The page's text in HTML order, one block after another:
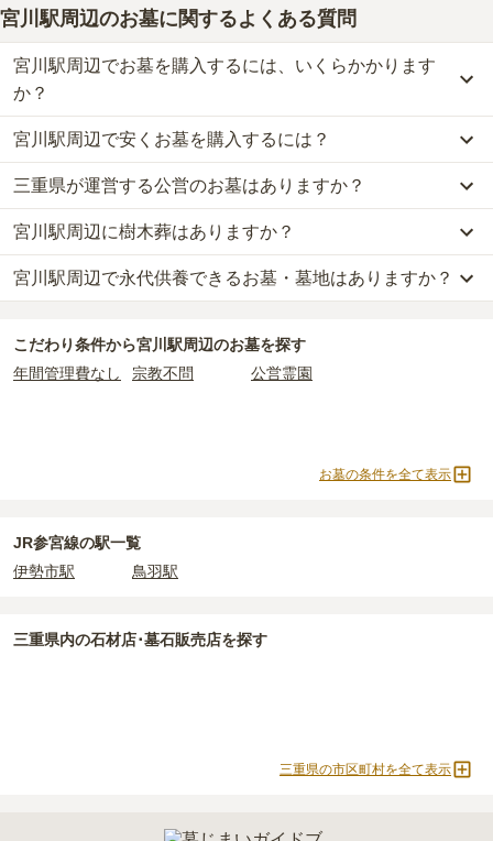
宮川駅周辺のお墓に関するよくある質問
宮川駅周辺でお墓を購入するには、いくらかかります
か？
宮川駅周辺での購入費用の目安は、一般墓が約205万円
一般墓を建てる場合は、「永代使用料（土地代）」と「墓石代」の
2つが主な費用となります。
宮川駅周辺の一般墓の永代使用料の平均は59万円で、墓石代は三重
県の平均145.7万円です。いずれも区画の広さや墓石の大きさ・素
開眼法要の費用 ：お墓を新しく建てた際に行う儀式のための費
用。僧侶に渡すお布施がかかります。
・納骨式の費用 ：お墓に遺骨を納める儀式のための費用。僧侶に渡
現地見学では、担当者に「提示金額以外にかかる費用はないか」を
必ず確認することをおすすめします。
宮川駅周辺で安くお墓を購入するには？
宮川駅周辺で一番安価なお墓は、伊勢市営 小俣若山墓地
一般墓
で、2万円(墓石代別)からお求めいただけます。
一般的に最も費用を抑えられるのは、他の方のご遺骨と一緒に埋葬
する「合祀墓（ごうしぼ）」と呼ばれるタイプです。個別のお墓に
比べて省スペースで管理の手間がかからないため、費用が安く設定
価格の目安は、1名あたり5万円〜30万円程度です。
宮川駅周辺で安価なお墓を探したい場合は、
三重県が運営する公営のお墓はありますか？
宮川駅周辺には、三重県が運営する公営の霊園が
伊勢やすらぎ公園墓所と伊勢市営 小俣若山墓地がそれにあたりま
す。
れているケースがほとんどです。
主な条件として、遺骨がすでにある、該当の市区町村に一定年数以
契約条件の詳細は、各霊園のページをご確認いただくか、資料請求
宮川駅周辺に樹木葬はありますか？
宮川駅周辺には、樹木葬の掲載がありません。
自然葬をお考えの場合は、海洋散骨もご検討ください。
宮川駅周辺で永代供養できるお墓・墓地はありますか？
永代供養をお考えの場合は、海洋散骨もご検討ください。
こだわり条件から宮川駅周辺のお墓を探す
年間管理費なし
宗教不問 公営霊園
お墓の条件を全て表示
JR参宮線の駅一覧
伊勢市駅
鳥羽駅
三重県内の石材店･墓石販売店を探す
三重県の市区町村を全て表示